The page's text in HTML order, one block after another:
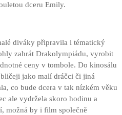
dceru Emily.
diváky připravila i tématický
zahrát Drakolympiádu, vyrobit
ceny v tombole. Do kinosálu
jako malí dráčci či jiná
co bude dcera v tak nízkém věku
ale vydržela skoro hodinu a
možná by i film společně